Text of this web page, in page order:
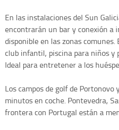
En las instalaciones del Sun
encontrarán un bar y conexión
disponible en las zonas
club infantil, piscina para niños y
Ideal para entretener a los
Los campos de golf de
minutos en coche. Pontevedra,
frontera con Portugal están a